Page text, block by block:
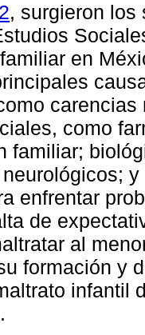
, surgieron los
en
como
familiar;
enfrentar
de
al
formación y
infantil